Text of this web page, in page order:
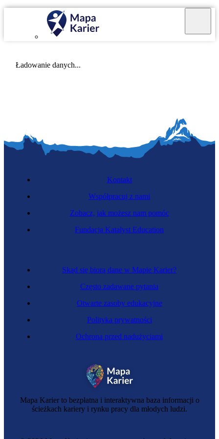
Ładowanie danych...
Mapa Karier to bezpłatna i interaktywna baza informacji o
ścieżkach kariery i rynku pracy dla młodych ludzi.
Skąd się biorą dane w Mapie Karier?
Często zadawane pytania
Otwarte zasoby edukacyjne
Polityka prywatności
Ochrona przed nadużyciami
Kontakt
Współpracuj z nami
Zobacz, jak możesz nam pomóc
Fundacja Katalyst Education